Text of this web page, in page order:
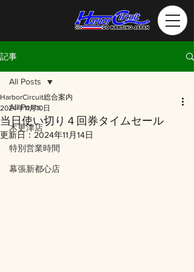
記事
All Posts
木更津店
特別営業時間
幕張新都心店
All Posts
当日使い切り４回券タイムセール
HarborCircuit総合案内
2024年11月10日
更新日： 2024年11月14日